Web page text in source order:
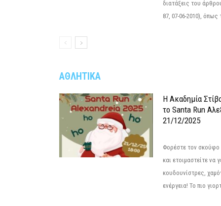
διατάξεις του
87, 07-06-2010), όπως
ΑΘΛΗΤΙΚΑ
Η Ακαδημία
το Santa Run
21/12/2025
Φορέστε τον σκούφο
και ετοιμαστείτε να
κουδουνίστρες,
ενέργεια! Το πιο